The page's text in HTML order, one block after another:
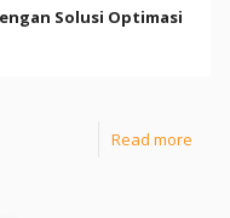
Solusi Optimasi
Read more